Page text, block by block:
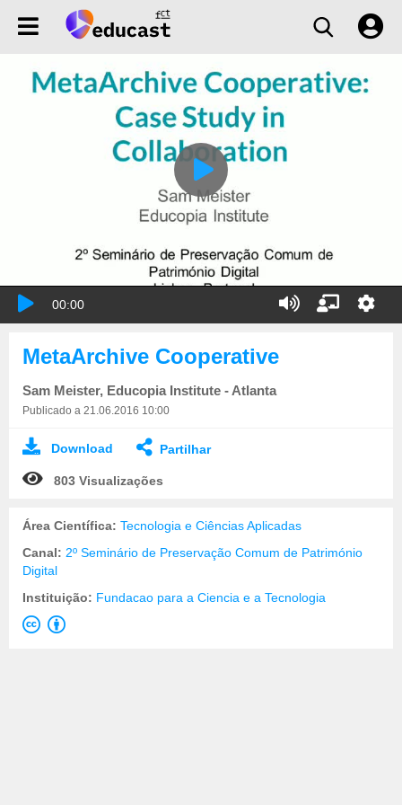
00:00
MetaArchive Cooperative
Sam Meister, Educopia Institute - Atlanta
Publicado a 21.06.2016 10:00
Download Partilhar
803 Visualizações
Área Científica: Tecnologia e Ciências Aplicadas
Canal: 2º Seminário de Preservação Comum de Património
Digital
Instituição: Fundacao para a Ciencia e a Tecnologia